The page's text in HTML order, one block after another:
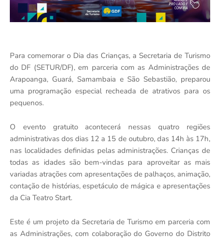
Para comemorar o Dia das Crianças, a Secretaria de Turismo
do DF (SETUR/DF), em parceria com as Administrações de
Arapoanga, Guará, Samambaia e São Sebastião, preparou
uma programação especial recheada de atrativos para os
pequenos.
O evento gratuito acontecerá nessas quatro regiões
administrativas dos dias 12 a 15 de outubro, das 14h às 17h,
nas localidades definidas pelas administrações. Crianças de
todas as idades são bem-vindas para aproveitar as mais
variadas atrações com apresentações de palhaços, animação,
contação de histórias, espetáculo de mágica e apresentações
da Cia Teatro Start.
Este é um projeto da Secretaria de Turismo em parceria com
as Administrações, com colaboração do Governo do Distrito